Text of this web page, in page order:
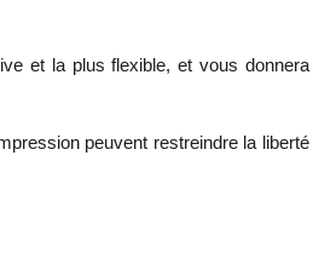
et la plus flexible, et vous donnera
peuvent restreindre la liberté